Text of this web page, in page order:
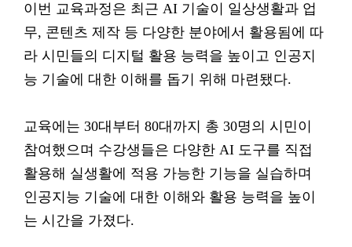
이번 교육과정은 최근 AI 기술이 일상생활과 업
무, 콘텐츠 제작 등 다양한 분야에서 활용됨에 따
라 시민들의 디지털 활용 능력을 높이고 인공지
능 기술에 대한 이해를 돕기 위해 마련됐다.
교육에는 30대부터 80대까지 총 30명의 시민이
참여했으며 수강생들은 다양한 AI 도구를 직접
활용해 실생활에 적용 가능한 기능을 실습하며
인공지능 기술에 대한 이해와 활용 능력을 높이
는 시간을 가졌다.